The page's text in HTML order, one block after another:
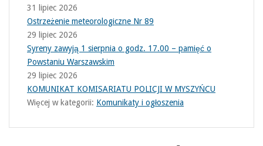
31 lipiec 2026
Ostrzeżenie meteorologiczne Nr 89
29 lipiec 2026
Syreny zawyją 1 sierpnia o godz. 17.00 – pamięć o
Powstaniu Warszawskim
29 lipiec 2026
KOMUNIKAT KOMISARIATU POLICJI W MYSZYŃCU
Więcej w kategorii: Komunikaty i ogłoszenia